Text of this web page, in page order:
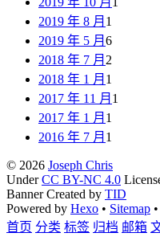
2019 年 8 月 1
2019 年 5 月 6
2018 年 7 月 2
2018 年 1 月 1
2017 年 11 月 1
2017 年 1 月 1
2016 年 7 月 1
© 2026 Joseph Chris
UnderCC BY-NC 4.0
Banner Created by TID
Powered by Hexo • Sitemap •
首页 分类 标签 归档 邮箱